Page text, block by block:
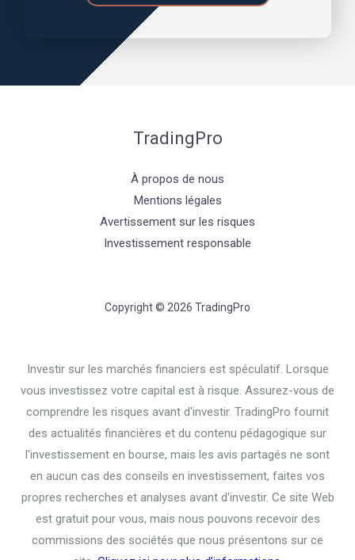
TradingPro
À propos de nous
Mentions légales
Avertissement sur les risques
Investissement responsable
Copyright © 2026 TradingPro
Investir sur les marchés financiers est spéculatif. Lorsque
vous investissez votre capital est à risque. Assurez-vous de
comprendre les risques avant d'investir. TradingPro fournit
des actualités financières et du contenu pédagogique sur
l'investissement en bourse, mais les avis partagés ne sont
en aucun cas des conseils en investissement, faites vos
propres recherches et analyses avant d'investir. Ce site Web
est gratuit pour vous, mais nous pouvons recevoir des
commissions des sociétés que nous présentons sur ce